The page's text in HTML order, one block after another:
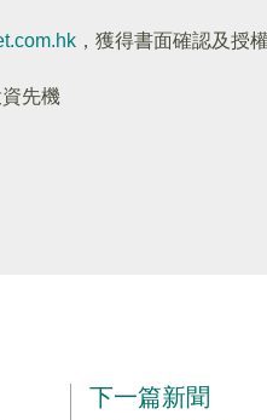
，獲得書面確認及授
先機
下一篇新聞